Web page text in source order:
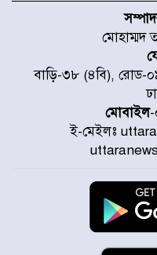
আজ
মোহাম্মদ
বাড়ি-৩৮ (৪বি), রোড-
মোবাইল-
ই-মেইলঃ